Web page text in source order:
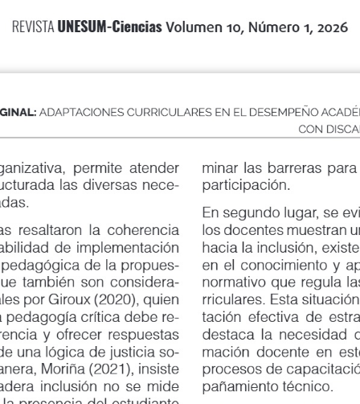
REVISTAUNESUM-CienciasVolumen 10, Número 1, 2026
permite atender
las diversas nece
-
la coherencia
de implementación
de la propues
-
son considera
-
por Giroux (2020), quien
crítica debe re
-
y ofrecer respuestas
lógica de justicia so
-
Moriña (2021), insiste
inclusión no se mide
minar las barreras para el
participación.
En segundo lugar, se
los docentes muestran
hacia la inclusión, existen
en el conocimiento y
normativo que regula las
rriculares. Esta situación
tación efectiva de
destaca la necesidad de
mación docente en este
procesos de capacitación
pañamiento técnico.
ADAPTACIONES CURRICULARES EN EL DESEMPEÑO
CON